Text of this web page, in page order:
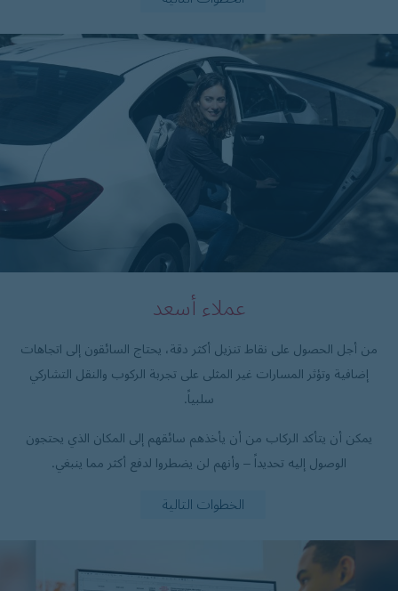
عملاء أسعد
من أجل الحصول على نقاط تنزيل أكثر دقة، يحتاج السائقون إلى اتجاهات
إضافية وتؤثر المسارات غير المثلى على تجربة الركوب والنقل التشاركي
سلبياً.
يمكن أن يتأكد الركاب من أن يأخذهم سائقهم إلى المكان الذي يحتجون
الوصول إليه تحديداً – وأنهم لن يضطروا لدفع أكثر مما ينبغي.
الخطوات التالية